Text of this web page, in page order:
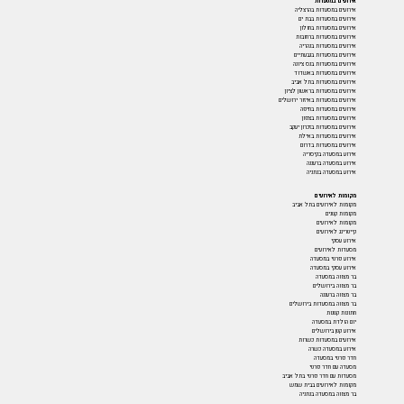
אירועים במסעדות בהרצליה
אירועים במסעדות בבת ים
אירועים במסעדות בחולון
אירועים במסעדות ברחובות
אירועים במסעדות בנהריה
אירועים במסעדות בגבעתיים
אירועים במסעדות בנס ציונה
אירועים במסעדות באשדוד
אירועים במסעדות בתל אביב
אירועים במסעדות בראשון לציון
אירועים במסעדות באיזור ירושלים
אירועים במסעדות בחיפה
אירועים במסעדות בצפון
אירועים במסעדות בזכרון יעקב
אירועים במסעדות באילת
אירועים במסעדות בדרום
אירוע במסעדה בקיסריה
אירוע במסעדה ברעננה
אירוע במסעדה בנתניה
מקומות לאירועים
מקומות לאירועים בתל אביב
מקומות קטנים
מקומות לאירועים
קייטרינג לאירועים
אירוע עסקי
מסעדות לאירועים
אירוע פרטי במסעדה
אירוע עסקי במסעדה
בר מצווה במסעדה
בר מצווה בירושלים
בר מצווה ברעננה
בר מצווה במסעדות בירושלים
חתונות קטנות
יום הולדת במסעדה
אירוע קטן בירושלים
אירועים במסעדות כשרות
אירוע במסעדה כשרה
חדר פרטי במסעדה
מסעדה עם חדר פרטי
מסעדות עם חדר פרטי בתל אביב
מקומות לאירועים בבית שמש
בר מצווה במסעדה בנתניה